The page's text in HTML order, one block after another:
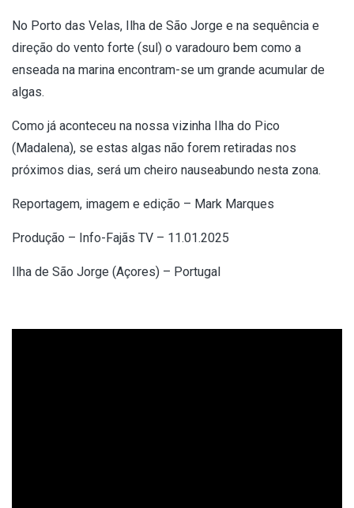
No Porto das Velas, Ilha de São Jorge e na sequência e
direção do vento forte (sul) o varadouro bem como a
enseada na marina encontram-se um grande acumular de
algas.
Como já aconteceu na nossa vizinha Ilha do Pico
(Madalena), se estas algas não forem retiradas nos
próximos dias, será um cheiro nauseabundo nesta zona.
Reportagem, imagem e edição – Mark Marques
Produção – Info-Fajãs TV – 11.01.2025
Ilha de São Jorge (Açores) – Portugal